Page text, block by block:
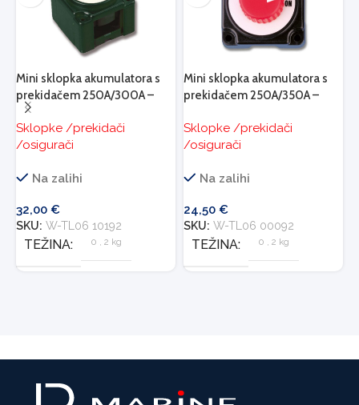
Mini sklopka akumulatora s
prekidačem 250A/300A –
duo
Sklopke /prekidači
/osigurači
Na zalihi
32,00 €
SKU: W-TL06 10192
TEŽINA 0 , 2 kg
Mini sklopka akumulatora s
prekidačem 250A/350A –
Sklopke /prekidači
/osigurači
Na zalihi
24,50 €
SKU: W-TL06 00092
TEŽINA 0 , 2 kg